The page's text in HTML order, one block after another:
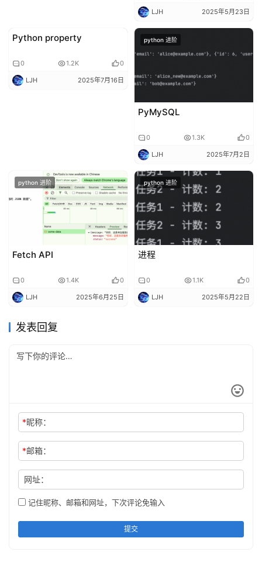
LJH 2025年5月23日
python 进阶
Python property
0 1.2K 0
LJH 2025年7月16日
python 进阶
PyMySQL
0 1.3K 0
LJH 2025年7月2日
python 进阶
Fetch API
0 1.4K 0
LJH 2025年6月25日
python 进阶
进程
0 1.1K 0
LJH 2025年5月22日
发表回复
*昵称：
*邮箱：
网址：
记住昵称、邮箱和网址，下次评论免输入
提交